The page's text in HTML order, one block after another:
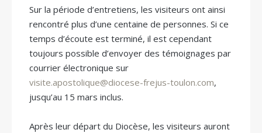
Sur la période d’entretiens, les visiteurs ont ainsi
rencontré plus d’une centaine de personnes. Si ce
temps d’écoute est terminé, il est cependant
toujours possible d’envoyer des témoignages par
courrier électronique sur
visite.apostolique@diocese-frejus-toulon.com,
jusqu’au 15 mars inclus.
Après leur départ du Diocèse, les visiteurs auront